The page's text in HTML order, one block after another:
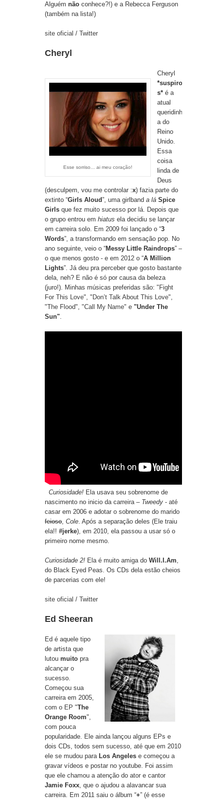
Alguém não conhece?!) e a Rebecca Ferguson
(também na lista!)
site oficial / Twitter
Cheryl
Esse sorriso... ai meu coração!
Cheryl
*suspiro
s* é a
atual
queridinh
a do
Reino
Unido.
Essa
coisa
linda de
Deus
(desculpem, vou me controlar :x) fazia parte do
extinto “Girls Aloud”, uma girlband a lá Spice
Girls que fez muito sucesso por lá. Depois que
o grupo entrou em hiatus ela decidiu se lançar
em carreira solo. Em 2009 foi lançado o “3
Words”, a transformando em sensação pop. No
ano seguinte, veio o “Messy Little Raindrops” –
o que menos gosto - e em 2012 o “A Million
Lights”. Já deu pra perceber que gosto bastante
dela, neh? E não é só por causa da beleza
(juro!). Minhas músicas preferidas são: "Fight
For This Love", " Don’t Talk About This Love",
"The Flood", "Call My Name" e "Under The
Sun".
Curiosidade! Ela usava seu sobrenome de
nascimento no inicio da carreira – Tweedy - até
casar em 2006 e adotar o sobrenome do marido
feioso, Cole. Após a separação deles (Ele traiu
ela!! #jerke), em 2010, ela passou a usar só o
primeiro nome mesmo.
Curiosidade 2! Ela é muito amiga do Will.I.Am,
do Black Eyed Peas. Os CDs dela estão cheios
de parcerias com ele!
site oficial / Twitter
Ed Sheeran
Ed é aquele tipo
de artista que
lutou muito pra
alcançar o
sucesso.
Começou sua
carreira em 2005,
com o EP "The
Orange Room",
com pouca
popularidade. Ele ainda lançou alguns EPs e
dois CDs, todos sem sucesso, até que em 2010
ele se mudou para Los Angeles e começou a
gravar vídeos e postar no youtube. Foi assim
que ele chamou a atenção do ator e cantor
Jamie Foxx, que o ajudou a alavancar sua
carreira. Em 2011 saiu o álbum “+” (é esse